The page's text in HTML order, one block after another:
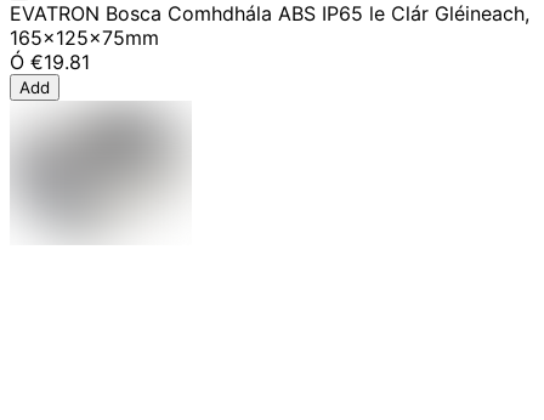
EVATRON Bosca Comhdhála ABS IP65 le Clár Gléineach,
165x125x75mm
Ó €19.81
Add